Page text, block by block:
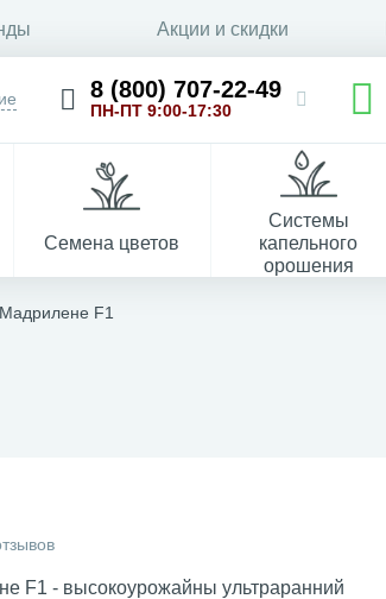
Акции и скидки
8 (800) 707-22-49
ПН-ПТ 9:00-17:30
Семена цветов
Системы
капельного
орошения
F1
F1 - высокоурожайны ультраранний